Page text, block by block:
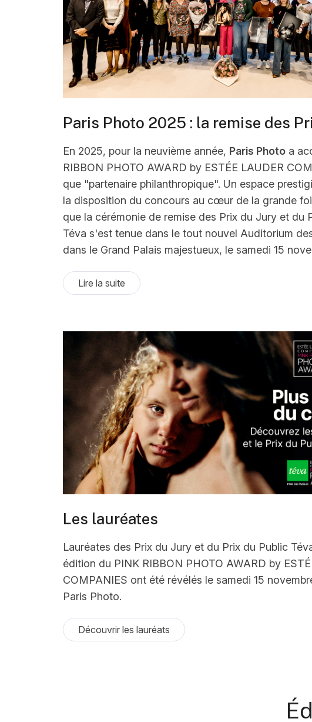
Paris Photo 2025 : la remise des
En 2025, pour la neuvième année, Paris Photo a
RIBBON PHOTO AWARD by ESTÉE LAUDER
que "partenaire philanthropique". Un espace
la disposition du concours au cœur de la grande
que la cérémonie de remise des Prix du Jury et du
Téva s'est tenue dans le tout nouvel Auditorium
dans le Grand Palais majestueux, le samedi 15
Lire la suite
Les lauréates
Lauréates des Prix du Jury et du Prix du Public
édition du PINK RIBBON PHOTO AWARD by
COMPANIES ont été révélés le samedi 15
Paris Photo.
Découvrir les lauréats